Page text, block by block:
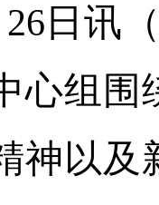
日讯
心组
神以及